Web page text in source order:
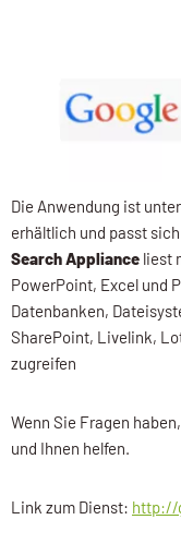
Die Anwendung ist
erhältlich und passt
Search Appliance liest
PowerPoint, Excel und
Datenbanken,
SharePoint, Livelink,
zugreifen
Wenn Sie Fragen
und Ihnen helfen.
Link zum Dienst: http://